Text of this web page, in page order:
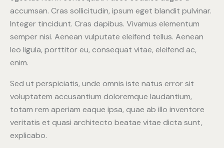
accumsan. Cras sollicitudin, ipsum eget blandit pulvinar.
Integer tincidunt. Cras dapibus. Vivamus elementum
semper nisi. Aenean vulputate eleifend tellus. Aenean
leo ligula, porttitor eu, consequat vitae, eleifend ac,
enim.
Sed ut perspiciatis, unde omnis iste natus error sit
voluptatem accusantium doloremque laudantium,
totam rem aperiam eaque ipsa, quae ab illo inventore
veritatis et quasi architecto beatae vitae dicta sunt,
explicabo.